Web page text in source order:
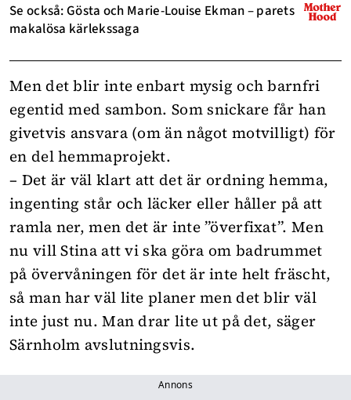
Se också: Gösta och Marie-Louise Ekman – parets
makalösa kärlekssaga
Men det blir inte enbart mysig och barnfri
egentid med sambon. Som snickare får han
givetvis ansvara (om än något motvilligt) för
en del hemmaprojekt.
– Det är väl klart att det är ordning hemma,
ingenting står och läcker eller håller på att
ramla ner, men det är inte ”överfixat”. Men
nu vill Stina att vi ska göra om badrummet
på övervåningen för det är inte helt fräscht,
så man har väl lite planer men det blir väl
inte just nu. Man drar lite ut på det, säger
Särnholm avslutningsvis.
Annons